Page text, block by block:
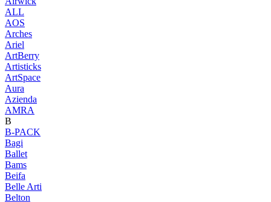
ALL
AOS
Arches
Ariel
ArtBerry
Artisticks
ArtSpace
Aura
Azienda
AМRA
B
B-PACK
Bagi
Ballet
Bams
Beifa
Belle Arti
Belton